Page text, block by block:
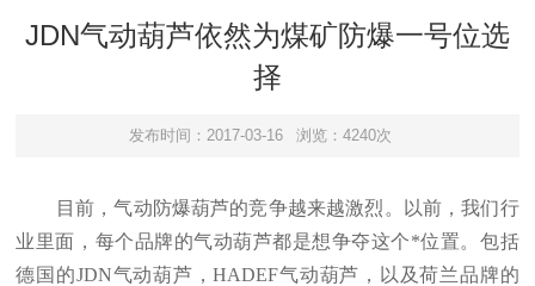
JDN气动葫芦依然为煤矿防爆一号位选
择
发布时间：2017-03-16 浏览：4240次
目前，气动防爆葫芦的竞争越来越激烈。以前，我们行
业里面，每个品牌的气动葫芦都是想争夺这个*位置。包括
德国的JDN气动葫芦，HADEF气动葫芦，以及荷兰品牌的